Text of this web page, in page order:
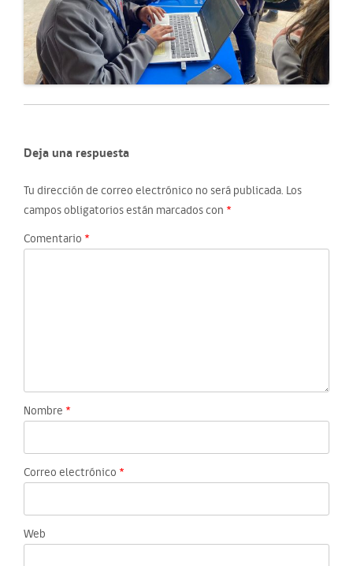
Deja una respuesta
Tu dirección de correo electrónico no será publicada. Los
campos obligatorios están marcados con *
Comentario *
Nombre *
Correo electrónico *
Web